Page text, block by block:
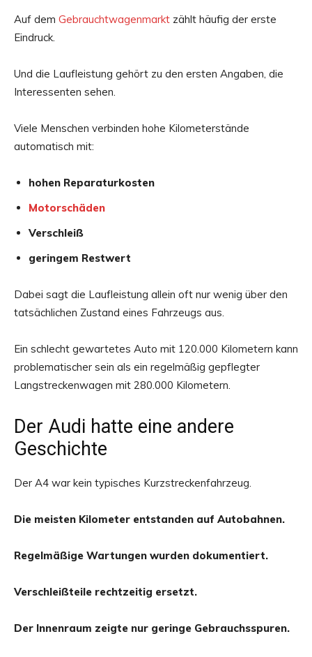
Auf dem Gebrauchtwagenmarkt zählt häufig der erste
Eindruck.
Und die Laufleistung gehört zu den ersten Angaben, die
Interessenten sehen.
Viele Menschen verbinden hohe Kilometerstände
automatisch mit:
hohen Reparaturkosten
Motorschäden
Verschleiß
geringem Restwert
Dabei sagt die Laufleistung allein oft nur wenig über den
tatsächlichen Zustand eines Fahrzeugs aus.
Ein schlecht gewartetes Auto mit 120.000 Kilometern kann
problematischer sein als ein regelmäßig gepflegter
Langstreckenwagen mit 280.000 Kilometern.
Der Audi hatte eine andere
Geschichte
Der A4 war kein typisches Kurzstreckenfahrzeug.
Die meisten Kilometer entstanden auf Autobahnen.
Regelmäßige Wartungen wurden dokumentiert.
Verschleißteile rechtzeitig ersetzt.
Der Innenraum zeigte nur geringe Gebrauchsspuren.